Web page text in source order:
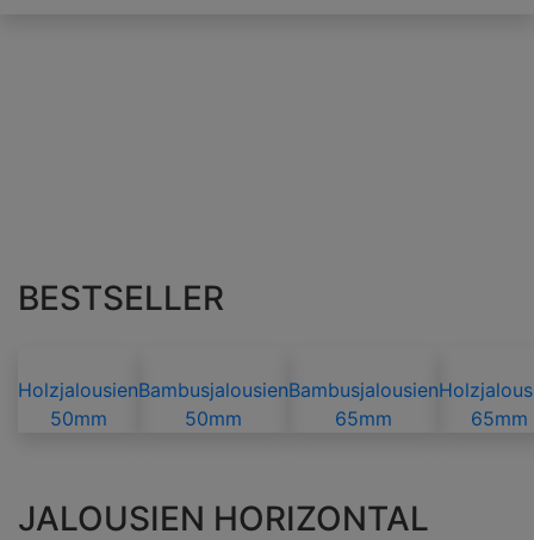
BESTSELLER
Holzjalousien
50mm
Bambusjalousien
50mm
Bambusjalousien
65mm
65mm
JALOUSIEN HORIZONTAL